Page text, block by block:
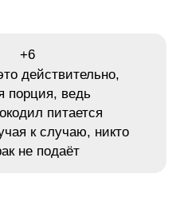
+6
действительно,
порция, ведь
питается
к случаю, никто
не подаёт